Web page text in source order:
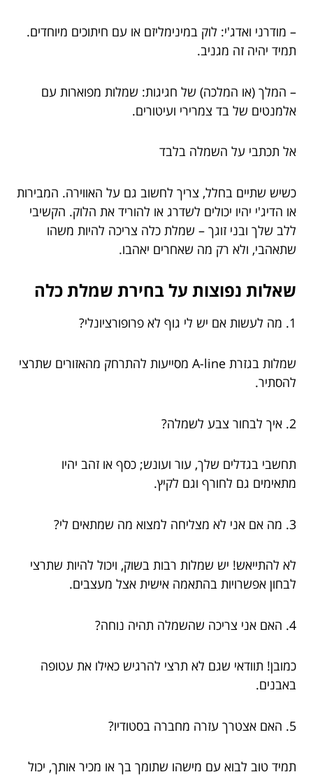
– מודרני ואדג'י: לוק במינימליזם או עם חיתוכים מיוחדים.
תמיד יהיה זה מגניב.
– המלך (או המלכה) של חגיגות: שמלות מפוארות עם
אלמנטים של בד צמרירי ועיטורים.
אל תכתבי על השמלה בלבד
כשיש שתיים בחלל, צריך לחשוב גם על האווירה. המבירות
או הדיג'י יהיו יכולים לשדרג או להוריד את הלוק. הקשיבי
ללב שלך ובני זוגך – שמלת כלה צריכה להיות משהו
שתאהבי, ולא רק מה שאחרים יאהבו.
שאלות נפוצות על בחירת שמלת כלה
1. מה לעשות אם יש לי גוף לא פרופורציונלי?
שמלות בגזרת A-line מסייעות להתרחק מהאזורים שתרצי
להסתיר.
2. איך לבחור צבע לשמלה?
תחשבי בגדלים שלך, עור ועונש; כסף או זהב יהיו
מתאימים גם לחורף וגם לקיץ.
3. מה אם אני לא מצליחה למצוא מה שמתאים לי?
לא להתייאש! יש שמלות רבות בשוק, ויכול להיות שתרצי
לבחון אפשרויות בהתאמה אישית אצל מעצבים.
4. האם אני צריכה שהשמלה תהיה נוחה?
כמובן! תוודאי שגם לא תרצי להרגיש כאילו את עטופה
באבנים.
5. האם אצטרך עזרה מחברה בסטודיו?
תמיד טוב לבוא עם מישהו שתומך בך או מכיר אותך, יכול